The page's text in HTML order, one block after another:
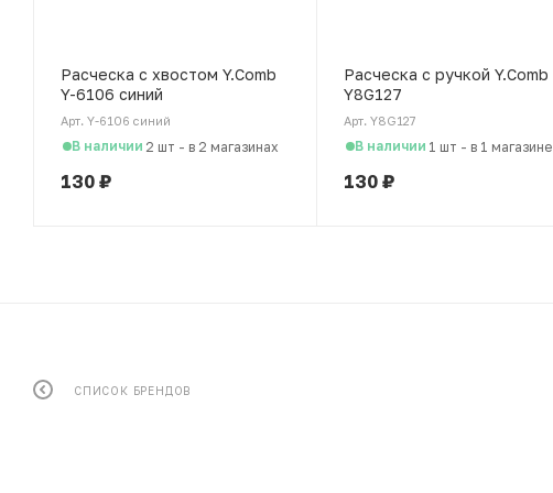
Расческа c хвостом Y.Comb
Y-6106 синий
Арт. Y-6106 синий
В наличии 2 шт - в 2 магазинах
130₽
Расческа c ручкой Y.Comb
Y8G127
Арт. Y8G127
В наличии 1 шт - в 1 магазине
130₽
СПИСОК БРЕНДОВ